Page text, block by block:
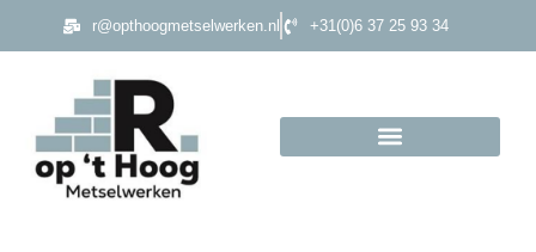
r@opthoogmetselwerken.nl +31(0)6 37 25 93 34